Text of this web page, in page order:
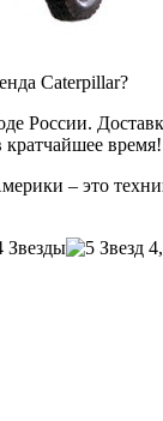
Caterpillar?
России.
время!
– это